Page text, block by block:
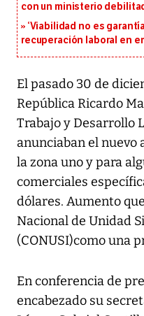
con un ministerio
‘Viabilidad no es
recuperación laboral en
El pasado 30 de
República Ricardo
Trabajo y Desarrollo
anunciaban el nuevo
la zona uno y para
comerciales
dólares. Aumento
Nacional de Unidad
(CONUSI)como una
En conferencia de
encabezado su